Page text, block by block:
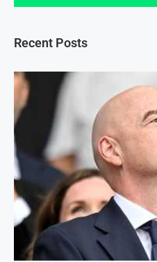
Recent Posts